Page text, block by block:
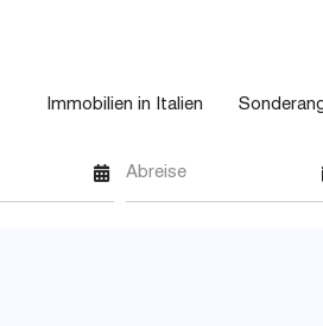
Immobilien in Italien
Abreise